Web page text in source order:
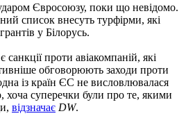
Євросоюзу, поки що невідомо.
список внесуть турфірми, які
у Білорусь.
проти авіакомпаній, які
обговорюють заходи проти
із країн ЄС не висловлювалася
суперечки були про те, якими
відзначає DW.